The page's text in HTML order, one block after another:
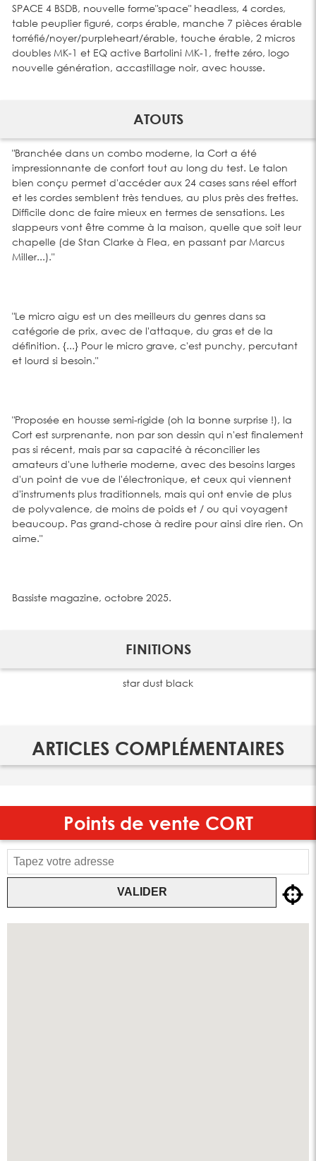
SPACE 4 BSDB, nouvelle forme"space" headless, 4 cordes,
table peuplier figuré, corps érable, manche 7 pièces érable
torréfié/noyer/purpleheart/érable, touche érable, 2 micros
doubles MK-1 et EQ active Bartolini MK-1, frette zéro, logo
nouvelle génération, accastillage noir, avec housse.
ATOUTS
"Branchée dans un combo moderne, la Cort a été
impressionnante de confort tout au long du test. Le talon
bien conçu permet d'accéder aux 24 cases sans réel effort
et les cordes semblent très tendues, au plus près des frettes.
Difficile donc de faire mieux en termes de sensations. Les
slappeurs vont être comme à la maison, quelle que soit leur
chapelle (de Stan Clarke à Flea, en passant par Marcus
Miller...)."
"Le micro aigu est un des meilleurs du genres dans sa
catégorie de prix, avec de l'attaque, du gras et de la
définition. {...} Pour le micro grave, c'est punchy, percutant
et lourd si besoin."
"Proposée en housse semi-rigide (oh la bonne surprise !), la
Cort est surprenante, non par son dessin qui n'est finalement
pas si récent, mais par sa capacité à réconcilier les
amateurs d'une lutherie moderne, avec des besoins larges
d'un point de vue de l'électronique, et ceux qui viennent
d'instruments plus traditionnels, mais qui ont envie de plus
de polyvalence, de moins de poids et / ou qui voyagent
beaucoup. Pas grand-chose à redire pour ainsi dire rien. On
aime."
Bassiste magazine, octobre 2025.
FINITIONS
star dust black
ARTICLES COMPLÉMENTAIRES
Points de vente CORT
VALIDER